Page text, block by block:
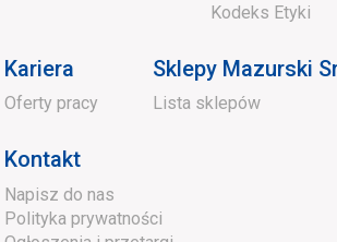
Kodeks Etyki
Kariera
Oferty pracy
Sklepy Mazurski
Lista sklepów
Kontakt
Napisz do nas
Polityka prywatności